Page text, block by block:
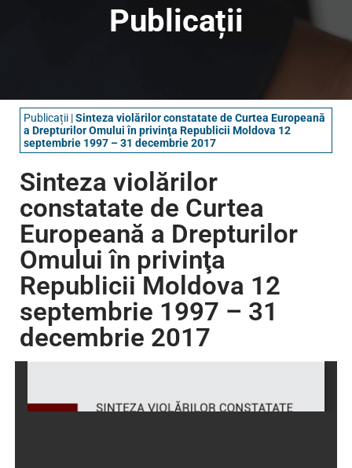
Publicații
Publicații |Sinteza violărilor constatate de Curtea Europeană
a Drepturilor Omului în privinţa Republicii Moldova 12
septembrie 1997 – 31 decembrie 2017
Sinteza violărilor
constatate de Curtea
Europeană a Drepturilor
Omului în privinţa
Republicii Moldova 12
septembrie 1997 – 31
decembrie 2017